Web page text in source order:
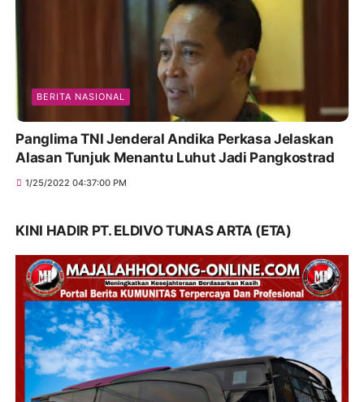
BERITA NASIONAL
Panglima TNI Jenderal Andika Perkasa Jelaskan
Alasan Tunjuk Menantu Luhut Jadi Pangkostrad
1/25/2022 04:37:00 PM
KINI HADIR PT. ELDIVO TUNAS ARTA (ETA)